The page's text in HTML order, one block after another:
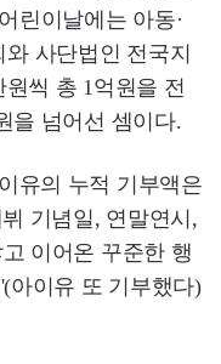
린이날에는 아동·
사단법인 전국지
씩 총 1억원을 전
을 넘어선 셈이다.
유의 누적 기부액은
기념일, 연말연시,
이어온 꾸준한 행
아이유 또 기부했다)